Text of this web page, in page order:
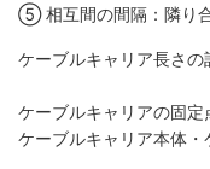
⑤ 相互間の間隔：隣り
ケーブルキャリア長さの
ケーブルキャリアの固
ケーブルキャリア本体